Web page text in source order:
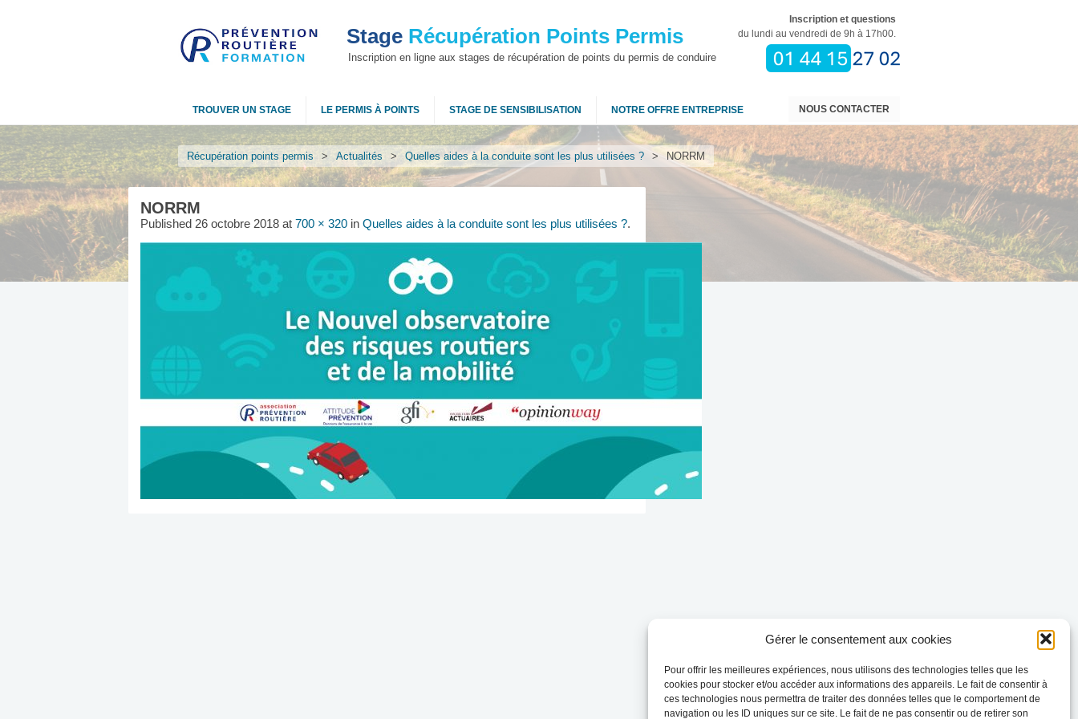
Gérer le consentement aux cookies
Pour offrir les meilleures expériences, nous utilisons des technologies telles que les
cookies pour stocker et/ou accéder aux informations des appareils. Le fait de consentir à
ces technologies nous permettra de traiter des données telles que le comportement de
navigation ou les ID uniques sur ce site. Le fait de ne pas consentir ou de retirer son
Stage Récupération Points Permis
Inscription en ligne aux stages de récupération de points du permis de conduire
Inscription et questions
du lundi au vendredi de 9h à 17h00.
NOUS CONTACTER
TROUVER UN STAGE LE PERMIS À POINTS STAGE DE SENSIBILISATION NOTRE OFFRE ENTREPRISE
Récupération points permis > Actualités > Quelles aides à la conduite sont les plus utilisées ? > NORRM
NORRM
Published 26 octobre 2018 at 700 × 320 in Quelles aides à la conduite sont les plus utilisées ?.